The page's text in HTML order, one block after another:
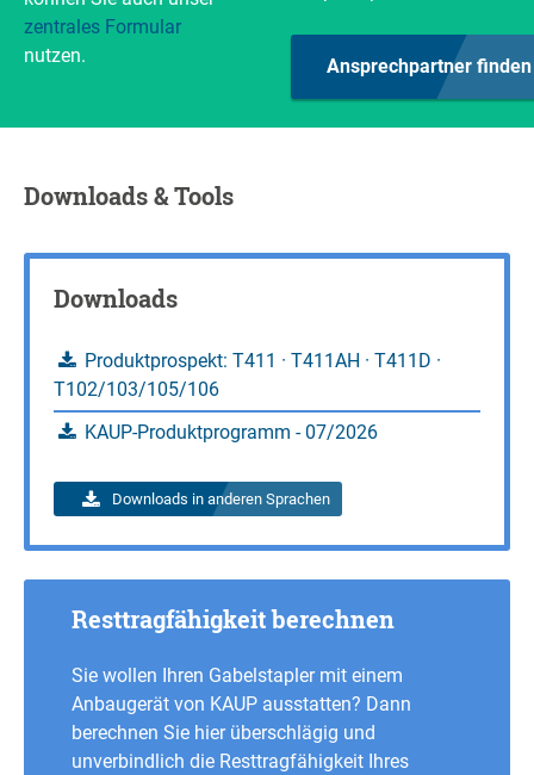
zentrales Formular
nutzen.
Ansprechpartner finden
Downloads & Tools
Downloads
Produktprospekt: T411 · T411AH · T411D ·
T102/103/105/106
KAUP-Produktprogramm - 07/2026
Downloads in anderen Sprachen
Resttragfähigkeit berechnen
Sie wollen Ihren Gabelstapler mit einem
Anbaugerät von KAUP ausstatten? Dann
berechnen Sie hier überschlägig und
unverbindlich die Resttragfähigkeit Ihres